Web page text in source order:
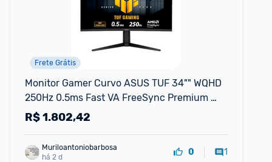
Frete Grátis
Monitor Gamer Curvo ASUS TUF 34"" WQHD
250Hz 0.5ms Fast VA FreeSync Premium
Altura Ajustável Som Integrado Pret
R$1.802,42
Muriloantoniobarbosa
há 2 d
0 1